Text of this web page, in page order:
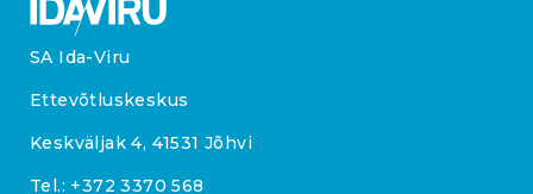
SA Ida-Viru
Ettevõtluskeskus
Keskväljak 4, 41531 Jõhvi
Tel.: +372 3370 568